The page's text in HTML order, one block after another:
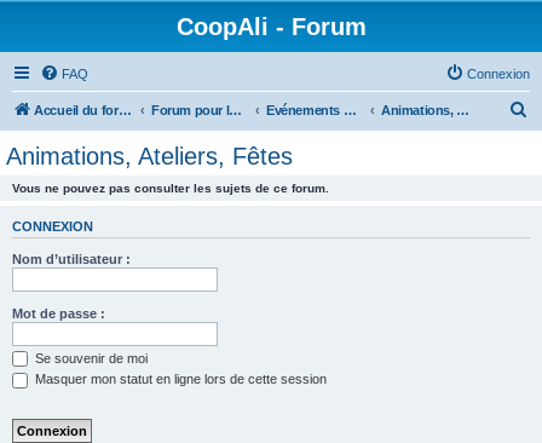
CoopAli - Forum
FAQ Connexion
Accueil du forum Forum pour la Coopérative alimentaire Evénements de CoopAli Animations, Ateliers, Fêtes
Animations, Ateliers, Fêtes
Vous ne pouvez pas consulter les sujets de ce forum.
CONNEXION
Nom d’utilisateur :
Mot de passe :
Se souvenir de moi
Masquer mon statut en ligne lors de cette session